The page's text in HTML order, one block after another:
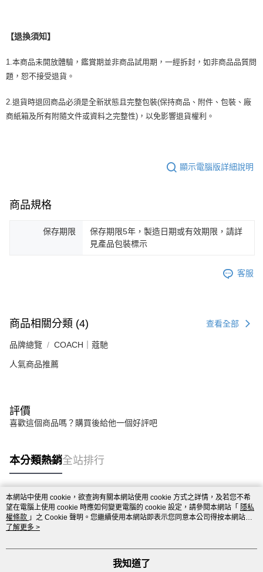
【退換須知】
1.本商品未開放體驗，鑑賞期並非商品試用期，一經拆封，如非商品品質問
題，恕不接受退貨。
2.退貨時退回商品必須是全新狀態且完整包裝(保持商品、附件、包裝、廠
商紙箱及所有附隨文件或資料之完整性)，以免影響退貨權利。
顯示電腦版詳細說明
商品規格
保存期限
保存期限5年，製造日期或有效期限，請詳
見產品包裝標示
客服
商品相關分類 (4) 查看全部
品牌總覽 COACH｜蔻馳
人氣商品推薦
評價
喜歡這個商品嗎？購買後給他一個好評吧
本分類熱銷全站排行
熱門標籤
本網站中使用 cookie，欲查詢有關本網站使用 cookie 方式之詳情，及若您不希
望在電腦上使用 cookie 時應如何變更電腦的 cookie 設定，請參閱本網站「 隱私
權條款 」之 Cookie 聲明。您繼續使用本網站即表示您同意本公司得按本網站使
用條款之 Cookie 聲明使用 cookie。
了解更多 >
我知道了